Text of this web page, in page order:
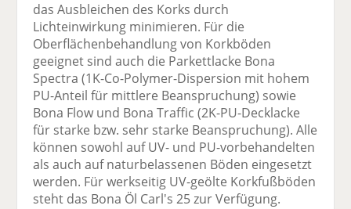
das Ausbleichen des Korks durch
Lichteinwirkung minimieren. Für die
Oberflächenbehandlung von Korkböden
geeignet sind auch die Parkettlacke Bona
Spectra (1K-Co-Polymer-Dispersion mit hohem
PU-Anteil für mittlere Beanspruchung) sowie
Bona Flow und Bona Traffic (2K-PU-Decklacke
für starke bzw. sehr starke Beanspruchung). Alle
können sowohl auf UV- und PU-vorbehandelten
als auch auf naturbelassenen Böden eingesetzt
werden. Für werkseitig UV-geölte Korkfußböden
steht das Bona Öl Carl's 25 zur Verfügung.